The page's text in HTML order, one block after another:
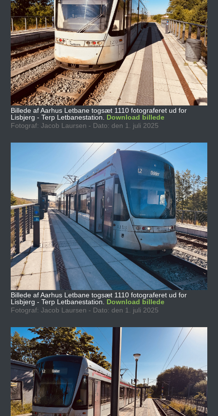
Billede af Aarhus Letbane togsæt 1110 fotograferet ud for
Lisbjerg - Terp Letbanestation. Download billede
Fotograf: Jacob Laursen - Dato: den 1. juli 2025
Billede af Aarhus Letbane togsæt 1110 fotograferet ud for
Lisbjerg - Terp Letbanestation. Download billede
Fotograf: Jacob Laursen - Dato: den 1. juli 2025